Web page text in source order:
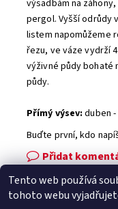
výsadbám na
pergol. Vyšší odrůdy
listem napomůžeme
řezu, ve váze vydrží
výživné půdy bohaté
půdy.
Přímý výsev: duben
Buďte první, kdo
Přidat
Tento web používá
tohoto webu